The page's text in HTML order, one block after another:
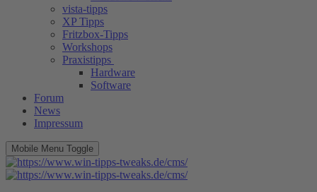
vista-tipps
XP Tipps
Fritzbox-Tipps
Workshops
Praxistipps
Hardware
Software
Forum
News
Impressum
Mobile Menu Toggle